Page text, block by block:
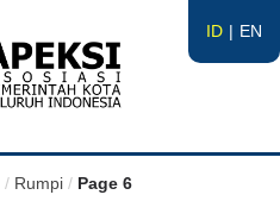
ID EN
/ Rumpi / Page 6